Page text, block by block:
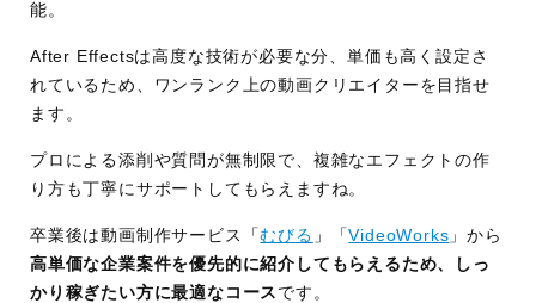
能。
After Effectsは高度な技術が必要な分、単価も高く設定さ
れているため、ワンランク上の動画クリエイターを目指せ
ます。
プロによる添削や質問が無制限で、複雑なエフェクトの作
り方も丁寧にサポートしてもらえますね。
卒業後は動画制作サービス「むびる 」「VideoWorks 」から
高単価な企業案件を優先的に紹介してもらえるため、しっ
かり稼ぎたい方に最適なコース です。